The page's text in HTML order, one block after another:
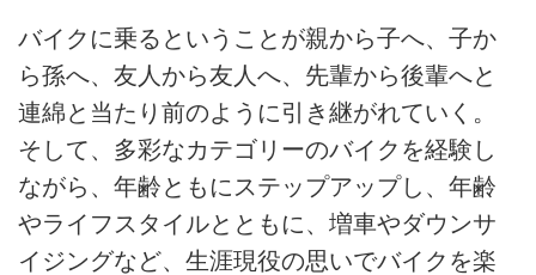
バイクに乗るということが親から子へ、子か
ら孫へ、友人から友人へ、先輩から後輩へと
連綿と当たり前のように引き継がれていく。
そして、多彩なカテゴリーのバイクを経験し
ながら、年齢ともにステップアップし、年齢
やライフスタイルとともに、増車やダウンサ
イジングなど、生涯現役の思いでバイクを楽